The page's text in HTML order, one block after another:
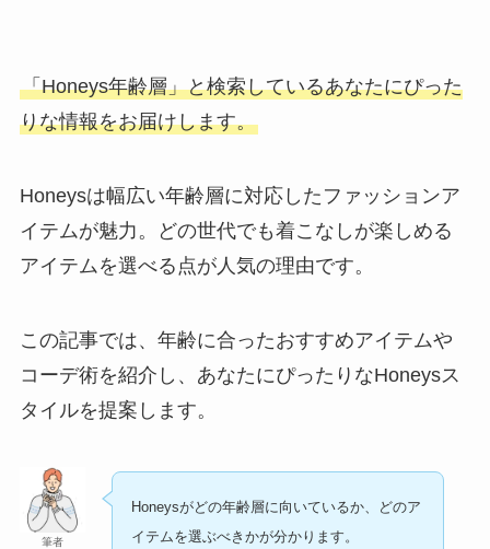
「Honeys年齢層」と検索しているあなたにぴった
りな情報をお届けします。
Honeysは幅広い年齢層に対応したファッションア
イテムが魅力。どの世代でも着こなしが楽しめる
アイテムを選べる点が人気の理由です。
この記事では、年齢に合ったおすすめアイテムや
コーデ術を紹介し、あなたにぴったりなHoneysス
タイルを提案します。
筆者
Honeysがどの年齢層に向いているか、どのア
イテムを選ぶべきかが分かります。